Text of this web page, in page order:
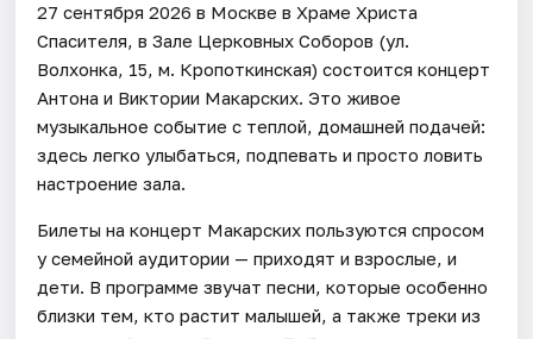
27 сентября 2026 в Москве в Храме Христа
Спасителя, в Зале Церковных Соборов (ул.
Волхонка, 15, м. Кропоткинская) состоится концерт
Антона и Виктории Макарских. Это живое
музыкальное событие с теплой, домашней подачей:
здесь легко улыбаться, подпевать и просто ловить
настроение зала.
Билеты на концерт Макарских пользуются спросом
у семейной аудитории — приходят и взрослые, и
дети. В программе звучат песни, которые особенно
близки тем, кто растит малышей, а также треки из